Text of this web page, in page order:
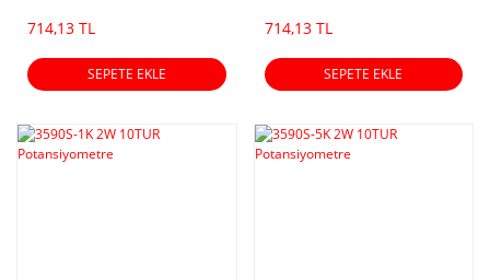
714,13 TL
SEPETE EKLE
714,13 TL
SEPETE EKLE